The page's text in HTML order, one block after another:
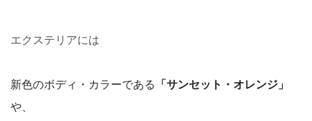
エクステリアには
新色のボディ・カラーである 「サンセット・オレンジ 」
や、